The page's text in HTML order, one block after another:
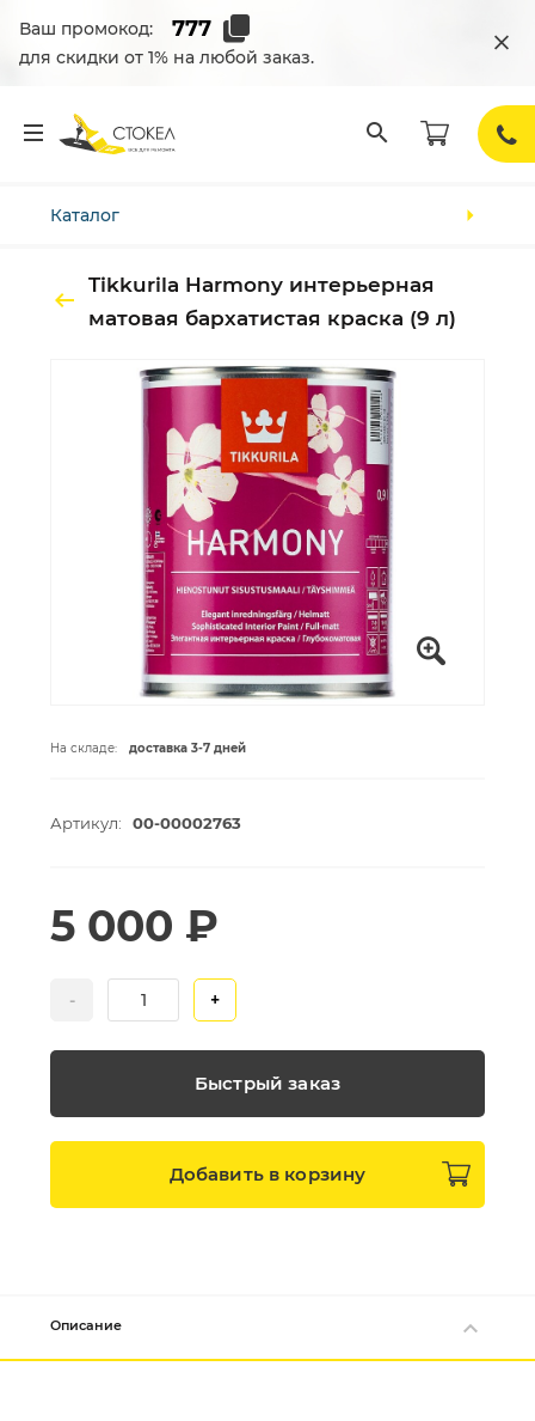
Ваш промокод:
для скидки от 1% на любой заказ.
Каталог
Tikkurila Harmony интерьерная
матовая бархатистая краска (9 л)
На складе: доставка 3-7 дней
Артикул: 00-00002763
- +
5 000 ₽
Быстрый заказ
Добавить в корзину
Описание